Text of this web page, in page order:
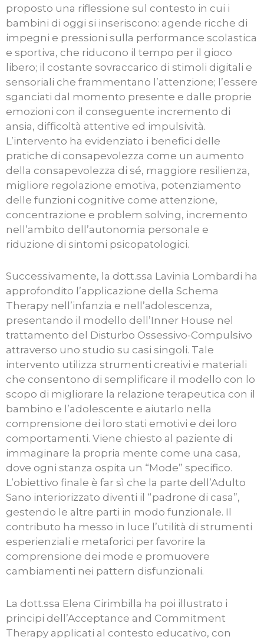
proposto una riflessione sul contesto in cui i
bambini di oggi si inseriscono: agende ricche di
impegni e pressioni sulla performance scolastica
e sportiva, che riducono il tempo per il gioco
libero; il costante sovraccarico di stimoli digitali e
sensoriali che frammentano l’attenzione; l’essere
sganciati dal momento presente e dalle proprie
emozioni con il conseguente incremento di
ansia, difficoltà attentive ed impulsività.
L’intervento ha evidenziato i benefici delle
pratiche di consapevolezza come un aumento
della consapevolezza di sé, maggiore resilienza,
migliore regolazione emotiva, potenziamento
delle funzioni cognitive come attenzione,
concentrazione e problem solving, incremento
nell’ambito dell’autonomia personale e
riduzione di sintomi psicopatologici.
Successivamente, la dott.ssa Lavinia Lombardi ha
approfondito l’applicazione della Schema
Therapy nell’infanzia e nell’adolescenza,
presentando il modello dell’Inner House nel
trattamento del Disturbo Ossessivo-Compulsivo
attraverso uno studio su casi singoli. Tale
intervento utilizza strumenti creativi e materiali
che consentono di semplificare il modello con lo
scopo di migliorare la relazione terapeutica con il
bambino e l’adolescente e aiutarlo nella
comprensione dei loro stati emotivi e dei loro
comportamenti. Viene chiesto al paziente di
immaginare la propria mente come una casa,
dove ogni stanza ospita un “Mode” specifico.
L’obiettivo finale è far sì che la parte dell’Adulto
Sano interiorizzato diventi il “padrone di casa”,
gestendo le altre parti in modo funzionale. Il
contributo ha messo in luce l’utilità di strumenti
esperienziali e metaforici per favorire la
comprensione dei mode e promuovere
cambiamenti nei pattern disfunzionali.
La dott.ssa Elena Cirimbilla ha poi illustrato i
principi dell’Acceptance and Commitment
Therapy applicati al contesto educativo, con